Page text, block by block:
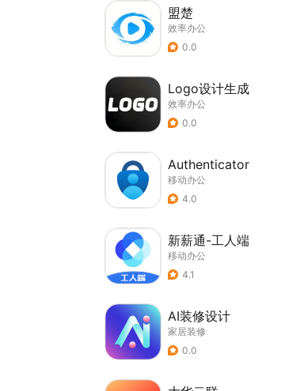
盟楚
效率办公
0.0
Logo设计生成
效率办公
0.0
Authenticator
移动办公
4.0
新薪通-工人端
移动办公
4.1
AI装修设计
家居装修
0.0